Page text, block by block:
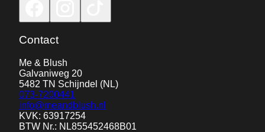
Contact
Me & Blush
Galvaniweg 20
5482 TN Schijndel (NL)
073-7200441
info@meandblush.nl
KVK: 63917254
BTW Nr.: NL855452468B01